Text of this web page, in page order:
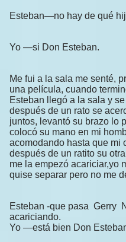
Esteban—no hay de qué
Yo —si Don Esteban.
Me fui a la sala me senté,
una película, cuando
Esteban llegó a la sala y
después de un rato se
juntos, levantó su brazo lo
colocó su mano en mi
acomodando hasta que mi
después de un ratito su
me la empezó acariciar,yo
quise separar pero no me
Esteban -que pasa Gerry
acariciando.
Yo —está bien Don